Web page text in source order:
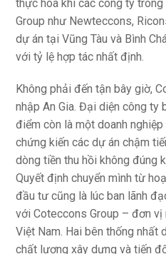
thực hóa khi các công ty
Group như Newteccons,
dự án tại Vũng Tàu và Bình
với tỷ lệ hợp tác nhất định.
Không phải đến tận bây giờ,
nhập An Gia. Đại diện công ty
điểm còn là một doanh
chứng kiến các dự án chậm
dòng tiền thu hồi không đúng
Quyết định chuyển mình từ
đầu tư cũng là lúc ban lãnh
với Coteccons Group – đơn
Việt Nam. Hai bên thống
chất lượng xây dựng và tiến